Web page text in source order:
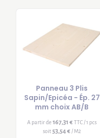
Panneau 3 Plis
Sapin/Epicéa - Ép. 27
mm choix AB/B
A partir de167,31 € TTC / 1 pcs
soit 53,54 € / M2